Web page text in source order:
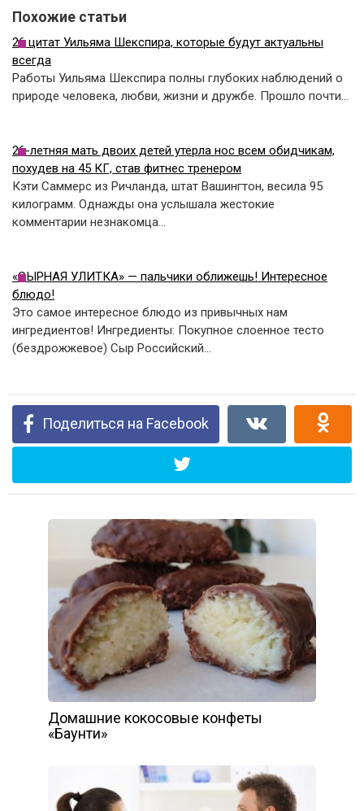
Похожие статьи
26 цитат Уильяма Шекспира, которые будут актуальны
всегда
Работы Уильяма Шекспира полны глубоких наблюдений о
природе человека, любви, жизни и дружбе. Прошло почти…
26-летняя мать двоих детей утерла нос всем обидчикам,
похудев на 45 КГ, став фитнес тренером
Кэти Саммерс из Ричланда, штат Вашингтон, весила 95
килограмм. Однажды она услышала жестокие
комментарии незнакомца…
«СЫРНАЯ УЛИТКА» — пальчики оближешь! Интересное
блюдо!
Это самое интересное блюдо из привычных нам
ингредиентов! Ингредиенты: Покупное слоенное тесто
(бездрожжевое) Сыр Российский…
Поделиться на Facebook
Домашние кокосовые конфеты
«Баунти»